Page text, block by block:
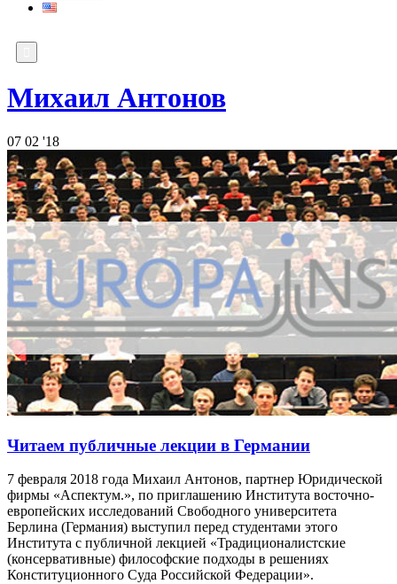
Михаил Антонов
07 02 '18
Читаем публичные лекции в Германии
7 февраля 2018 года Михаил Антонов, партнер Юридической
фирмы «Аспектум.», по приглашению Института восточно-
европейских исследований Свободного университета
Берлина (Германия) выступил перед студентами этого
Института с публичной лекцией «Традиционалистские
(консервативные) философские подходы в решениях
Конституционного Суда Российской Федерации».